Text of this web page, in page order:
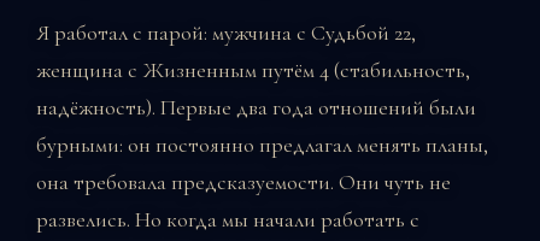
Я работал с парой: мужчина с Судьбой 22,
женщина с Жизненным путём 4 (стабильность,
надёжность). Первые два года отношений были
бурными: он постоянно предлагал менять планы,
она требовала предсказуемости. Они чуть не
развелись. Но когда мы начали работать с